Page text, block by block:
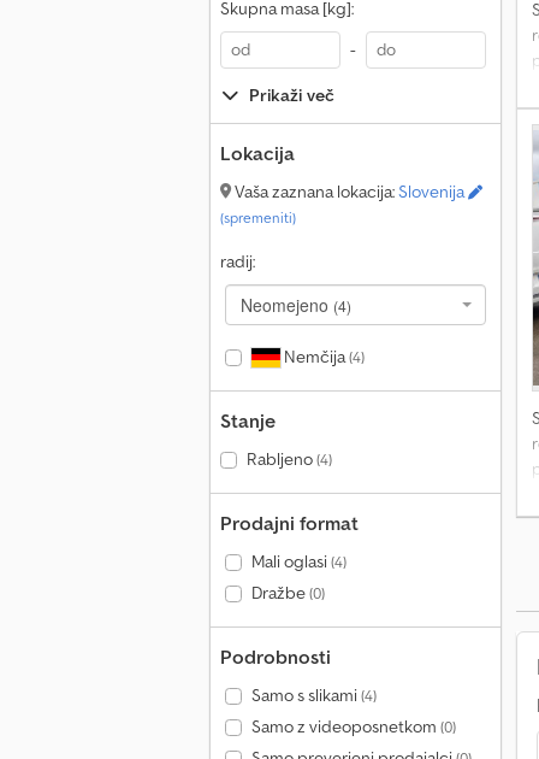
Skupna masa [kg]:
-
Prikaži več
Lokacija
Vaša zaznana lokacija:Slovenija
(spremeniti)
radij:
Neomejeno (4)
Nemčija(4)
Stanje
Rabljeno(4)
Prodajni format
Mali oglasi(4)
Dražbe(0)
Podrobnosti
Samo s slikami(4)
Samo z videoposnetkom (0)